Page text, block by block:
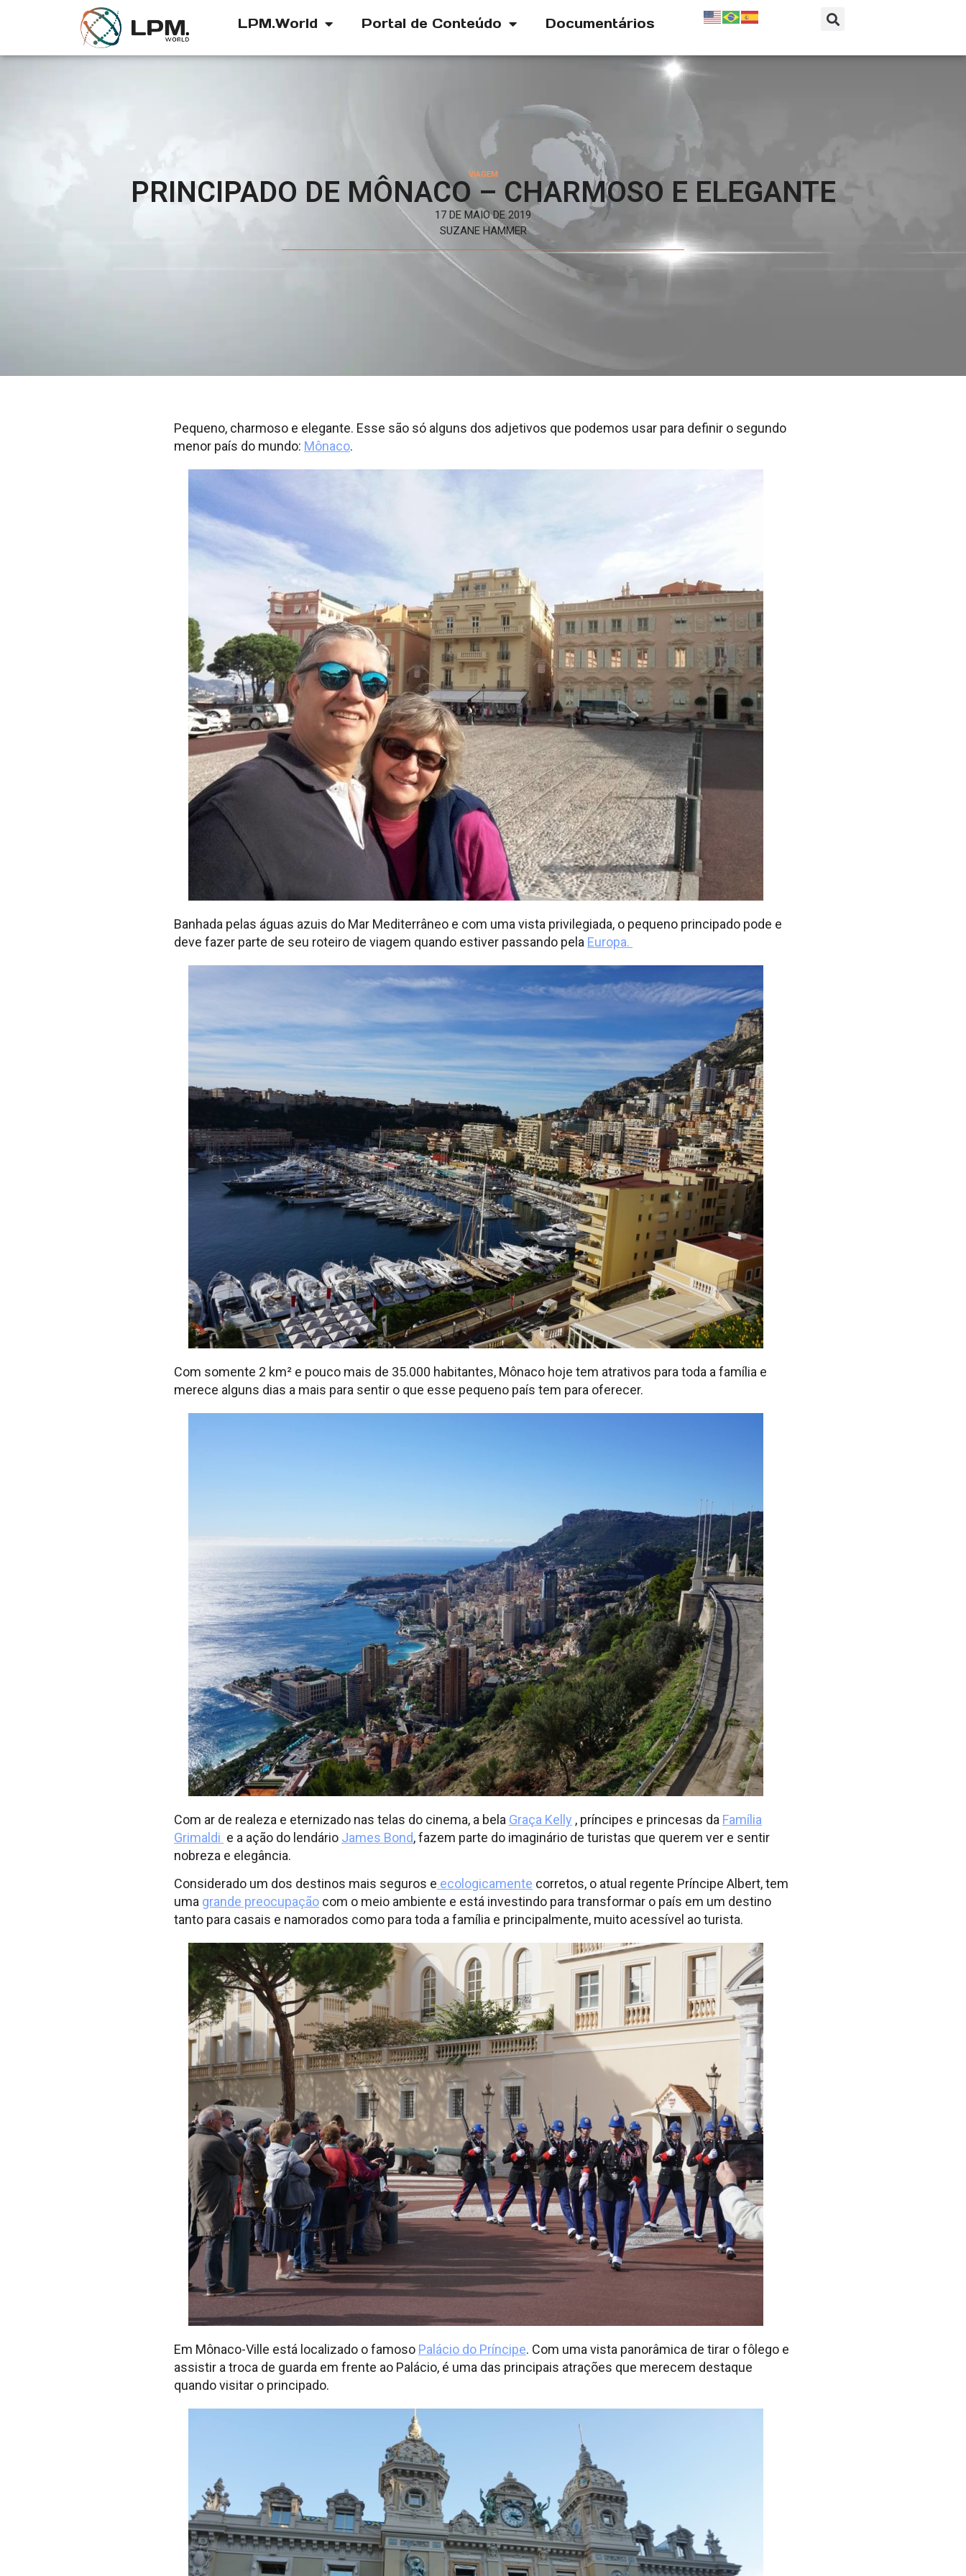
LPM.World Portal de Conteúdo Documentários
VIAGEM
PRINCIPADO DE MÔNACO – CHARMOSO E ELEGANTE
17 DE MAIO DE 2019
SUZANE HAMMER
Pequeno, charmoso e elegante. Esse são só alguns dos adjetivos que podemos usar para definir o segundo
menor país do mundo: Mônaco.
Banhada pelas águas azuis do Mar Mediterrâneo e com uma vista privilegiada, o pequeno principado pode e
deve fazer parte de seu roteiro de viagem quando estiver passando pela Europa.
Com somente 2 km² e pouco mais de 35.000 habitantes, Mônaco hoje tem atrativos para toda a família e
merece alguns dias a mais para sentir o que esse pequeno país tem para oferecer.
Com ar de realeza e eternizado nas telas do cinema, a bela Graça Kelly , príncipes e princesas da Família
Grimaldi e a ação do lendário James Bond, fazem parte do imaginário de turistas que querem ver e sentir
nobreza e elegância.
Considerado um dos destinos mais seguros e ecologicamente corretos, o atual regente Príncipe Albert, tem
uma grande preocupação com o meio ambiente e está investindo para transformar o país em um destino
tanto para casais e namorados como para toda a família e principalmente, muito acessível ao turista.
Em Mônaco-Ville está localizado o famoso Palácio do Príncipe. Com uma vista panorâmica de tirar o fôlego e
assistir a troca de guarda em frente ao Palácio, é uma das principais atrações que merecem destaque
quando visitar o principado.